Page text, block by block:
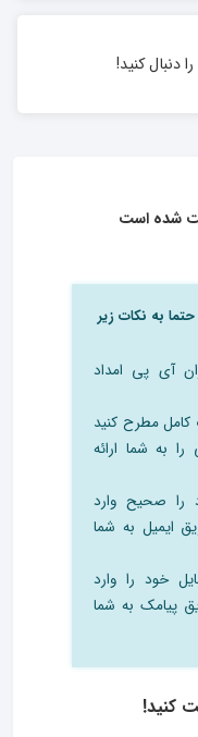
دنبال کنید!
حتما به نکات زیر
آی پی امداد
کامل مطرح کنید
را به شما ارائه
را صحیح وارد
ایمیل به شما
خود را وارد
پیامک به شما
کنید!